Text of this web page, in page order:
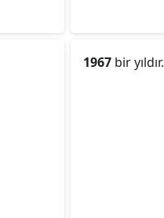
1967 bir yıldır.